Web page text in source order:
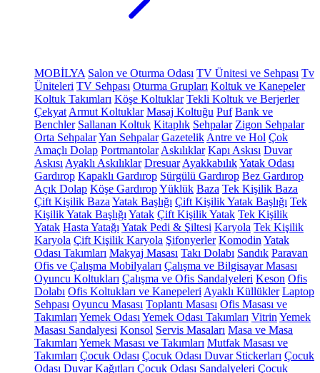
MOBİLYA Salon ve Oturma Odası TV Ünitesi ve Sehpası Tv
Üniteleri TV Sehpası Oturma Grupları Koltuk ve Kanepeler
Koltuk Takımları Köşe Koltuklar Tekli Koltuk ve Berjerler
Çekyat Armut Koltuklar Masaj Koltuğu Puf Bank ve
Benchler Sallanan Koltuk Kitaplık Sehpalar Zigon Sehpalar
Orta SehpalarYan Sehpalar Gazetelik Antre ve Hol Çok
Amaçlı Dolap Portmantolar Askılıklar Kapı Askısı Duvar
Askısı Ayaklı Askılıklar Dresuar AyakkabılıkYatak Odası
Gardırop Kapaklı Gardırop Sürgülü Gardırop Bez Gardırop
Açık Dolap Köşe GardıropYüklük Baza Tek Kişilik Baza
Çift Kişilik Baza Yatak Başlığı Çift Kişilik Yatak Başlığı Tek
Kişilik Yatak Başlığı Yatak Çift Kişilik Yatak Tek Kişilik
Yatak Hasta Yatağı Yatak Pedi & Şiltesi Karyola Tek Kişilik
Karyola Çift Kişilik Karyola Şifonyerler Komodin Yatak
Odası Takımları Makyaj Masası Takı Dolabı Sandık Paravan
Ofis ve Çalışma Mobilyaları Çalışma ve Bilgisayar Masası
Oyuncu Koltukları Çalışma ve Ofis Sandalyeleri Keson Ofis
Dolabı Ofis Koltukları ve Kanepeleri Ayaklı Küllükler Laptop
Sehpası Oyuncu Masası Toplantı Masası Ofis Masası ve
Takımları Yemek Odası Yemek Odası Takımları Vitrin Yemek
Masası Sandalyesi Konsol Servis Masaları Masa ve Masa
Takımları Yemek Masası ve Takımları Mutfak Masası ve
Takımları Çocuk Odası Çocuk Odası Duvar Stickerları Çocuk
Odası Duvar Kağıtları Çocuk Odası Sandalyeleri Çocuk